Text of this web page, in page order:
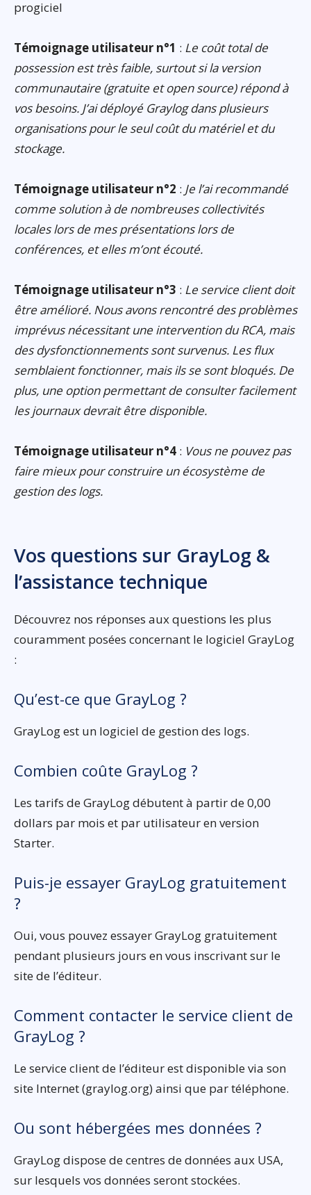
progiciel
Témoignage utilisateur n°1 : Le coût total de
possession est très faible, surtout si la version
communautaire (gratuite et open source) répond à
vos besoins. J’ai déployé Graylog dans plusieurs
organisations pour le seul coût du matériel et du
stockage.
Témoignage utilisateur n°2 : Je l’ai recommandé
comme solution à de nombreuses collectivités
locales lors de mes présentations lors de
conférences, et elles m’ont écouté.
Témoignage utilisateur n°3 : Le service client doit
être amélioré. Nous avons rencontré des problèmes
imprévus nécessitant une intervention du RCA, mais
des dysfonctionnements sont survenus. Les flux
semblaient fonctionner, mais ils se sont bloqués. De
plus, une option permettant de consulter facilement
les journaux devrait être disponible.
Témoignage utilisateur n°4 : Vous ne pouvez pas
faire mieux pour construire un écosystème de
gestion des logs.
Vos questions sur GrayLog &
l’assistance technique
Découvrez nos réponses aux questions les plus
couramment posées concernant le logiciel GrayLog
:
Qu’est-ce que GrayLog ?
GrayLog est un logiciel de gestion des logs.
Combien coûte GrayLog ?
Les tarifs de GrayLog débutent à partir de 0,00
dollars par mois et par utilisateur en version
Starter.
Puis-je essayer GrayLog gratuitement
?
Oui, vous pouvez essayer GrayLog gratuitement
pendant plusieurs jours en vous inscrivant sur le
site de l’éditeur.
Comment contacter le service client de
GrayLog ?
Le service client de l’éditeur est disponible via son
site Internet (graylog.org) ainsi que par téléphone.
Ou sont hébergées mes données ?
GrayLog dispose de centres de données aux USA,
sur lesquels vos données seront stockées.